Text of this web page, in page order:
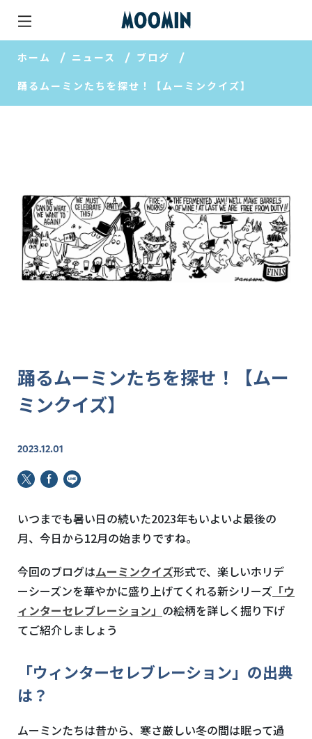
ホーム ニュース ブログ
踊るムーミンたちを探せ！【ムーミンクイズ】
踊るムーミンたちを探せ！【ムー
ミンクイズ】
2023.12.01
いつまでも暑い日の続いた2023年もいよいよ最後の
月、今日から12月の始まりですね。
今回のブログはムーミンクイズ形式で、楽しいホリデ
ーシーズンを華やかに盛り上げてくれる新シリーズ 「ウ
ィンターセレブレーション」 の絵柄を詳しく掘り下げ
てご紹介しましょう
「ウィンターセレブレーション」の出典
は？
ムーミンたちは昔から、寒さ厳しい冬の間は眠って過